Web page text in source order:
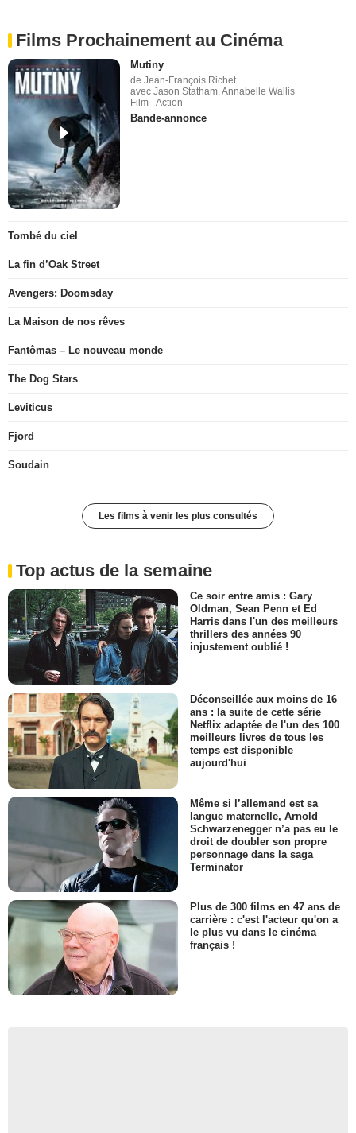
Films Prochainement au Cinéma
Mutiny
de Jean-François Richet
avec Jason Statham, Annabelle Wallis
Film - Action
Bande-annonce
Tombé du ciel
La fin d’Oak Street
Avengers: Doomsday
La Maison de nos rêves
Fantômas – Le nouveau monde
The Dog Stars
Leviticus
Fjord
Soudain
Les films à venir les plus consultés
Top actus de la semaine
Ce soir entre amis : Gary
Oldman, Sean Penn et Ed
Harris dans l'un des meilleurs
thrillers des années 90
injustement oublié !
Déconseillée aux moins de 16
ans : la suite de cette série
Netflix adaptée de l'un des 100
meilleurs livres de tous les
temps est disponible
aujourd'hui
Même si l’allemand est sa
langue maternelle, Arnold
Schwarzenegger n’a pas eu le
droit de doubler son propre
personnage dans la saga
Terminator
Plus de 300 films en 47 ans de
carrière : c'est l'acteur qu'on a
le plus vu dans le cinéma
français !